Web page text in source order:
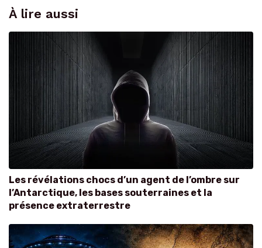
À lire aussi
Les révélations chocs d’un agent de l’ombre sur
l’Antarctique, les bases souterraines et la
présence extraterrestre